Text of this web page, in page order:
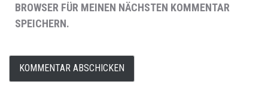
BROWSER FÜR MEINEN NÄCHSTEN KOMMENTAR
SPEICHERN.